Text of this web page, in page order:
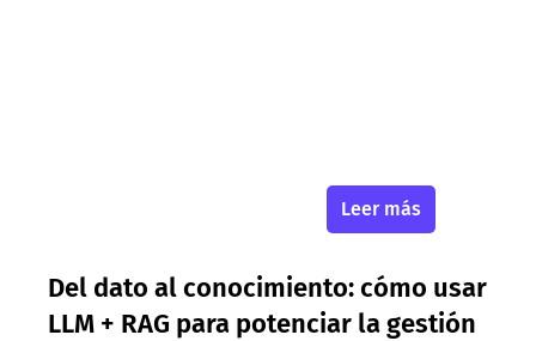
Leer más
Del dato al conocimiento: cómo usar
LLM + RAG para potenciar la gestión